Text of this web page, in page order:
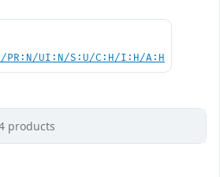
PR:N/UI:N/S:U/C:H/I:H/A:H
products